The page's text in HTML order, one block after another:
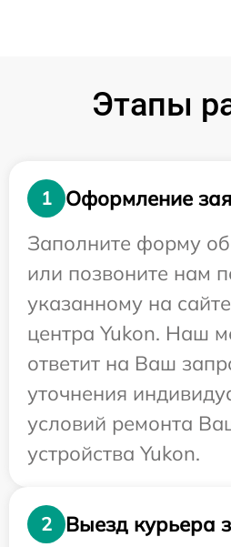
Этапы
1
Оформление
Заполните форму
или позвоните нам
указанному на
центра Yukon. Наш
ответит на Ваш
уточнения
условий ремонта
устройства Yukon.
2 Выезд курьера